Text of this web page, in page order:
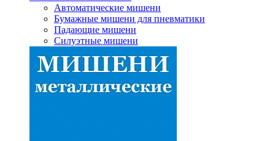
Автоматические мишени
Бумажные мишени для пневматики
Падающие мишени
Силуэтные мишени